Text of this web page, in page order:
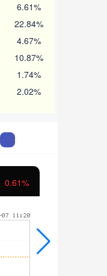
6.61%
22.84%
4.67%
10.87%
1.74%
2.02%
0.37%